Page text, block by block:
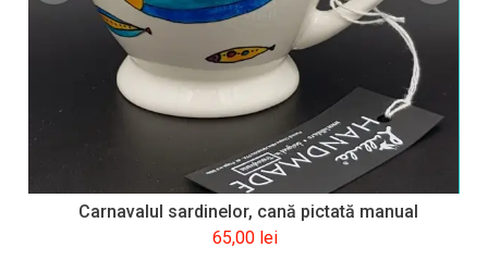
Carnavalul sardinelor, cană pictată manual
65,00 lei